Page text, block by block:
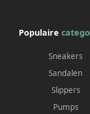
Populaire
Sneakers
Sandalen
Slippers
Pumps